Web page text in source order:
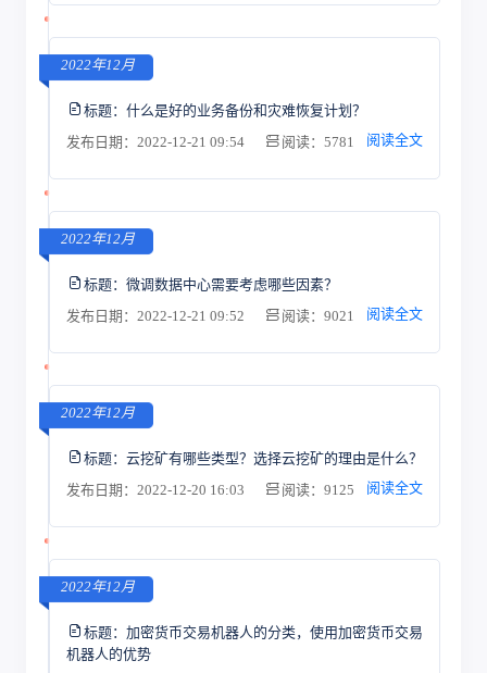
2022年12月
标题： 什么是好的业务备份和灾难恢复计划？
发布日期：2022-12-21 09:54
阅读：5781 阅读全文
2022年12月
标题： 微调数据中心需要考虑哪些因素？
发布日期：2022-12-21 09:52
阅读：9021 阅读全文
2022年12月
标题： 云挖矿有哪些类型？选择云挖矿的理由是什么？
发布日期：2022-12-20 16:03
阅读：9125 阅读全文
2022年12月
标题： 加密货币交易机器人的分类，使用加密货币交易
机器人的优势